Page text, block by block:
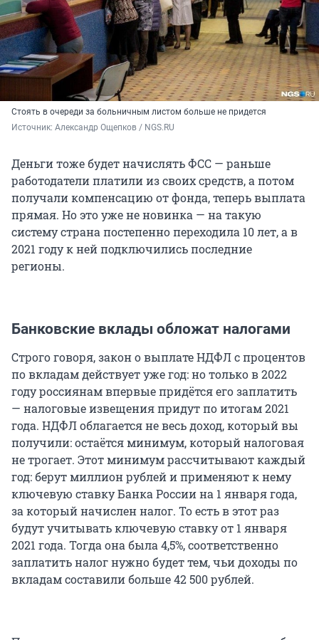
Стоять в очереди за больничным листом больше не придется
Источник: Александр Ощепков / NGS.RU
Деньги тоже будет начислять ФСС — раньше
работодатели платили из своих средств, а потом
получали компенсацию от фонда, теперь выплата
прямая. Но это уже не новинка — на такую
систему страна постепенно переходила 10 лет, а в
2021 году к ней подключились последние
регионы.
Банковские вклады обложат налогами
Строго говоря, закон о выплате НДФЛ с процентов
по вкладам действует уже год: но только в 2022
году россиянам впервые придётся его заплатить
— налоговые извещения придут по итогам 2021
года. НДФЛ облагается не весь доход, который вы
получили: остаётся минимум, который налоговая
не трогает. Этот минимум рассчитывают каждый
год: берут миллион рублей и применяют к нему
ключевую ставку Банка России на 1 января года,
за который начислен налог. То есть в этот раз
будут учитывать ключевую ставку от 1 января
2021 года. Тогда она была 4,5%, соответственно
заплатить налог нужно будет тем, чьи доходы по
вкладам составили больше 42 500 рублей.